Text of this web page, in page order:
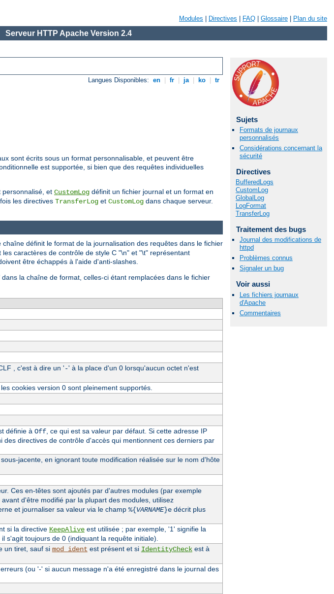
Modules Directives FAQ Glossaire Plan du site
Serveur HTTP Apache Version 2.4
Langues Disponibles: en fr ja ko tr
sont écrits sous un format personnalisable, et peuvent être
est supportée, si bien que des requêtes individuelles
personnalisé, et CustomLog définit un fichier journal et un format en
les directives TransferLog et CustomLog dans chaque serveur.
Sujets
Formats de journaux
personnalisés
Considérations concernant la
sécurité
Directives
BufferedLogs
CustomLog
GlobalLog
LogFormat
TransferLog
Traitement des bugs
Journal des modifications de
httpd
Problèmes connus
Signaler un bug
Voir aussi
Les fichiers journaux
d'Apache
Commentaires
définit le format de la journalisation des requêtes dans le fichier
caractères de contrôle de style C "\n" et "\t" représentant
être échappés à l'aide d'anti-slashes.
dans la chaîne de format, celles-ci étant remplacées dans le fichier
, c'est à dire un '-' à la place d'un 0 lorsqu'aucun octet n'est
cookies version 0 sont pleinement supportés.
définie à Off, ce qui est sa valeur par défaut. Si cette adresse IP
directives de contrôle d'accès qui mentionnent ces derniers par
jacente, en ignorant toute modification réalisée sur le nom d'hôte
Ces en-têtes sont ajoutés par d'autres modules (par exemple
d'être modifié par la plupart des modules, utilisez
et journaliser sa valeur via le champ %{VARNAME}edécrit plus
si la directive KeepAliveest utilisée ; par exemple, '1' signifie la
s'agit toujours de 0 (indiquant la requête initiale).
un tiret, sauf si mod_ident est présent et si IdentityCheckest à
(ou '-' si aucun message n'a été enregistré dans le journal des